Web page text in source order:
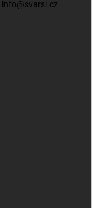
info@svarsi.cz